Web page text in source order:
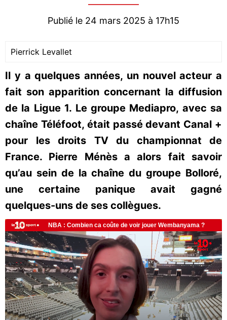
Publié le 24 mars 2025 à 17h15
Pierrick Levallet
Il y a quelques années, un nouvel acteur a
fait son apparition concernant la diffusion
de la Ligue 1. Le groupe Mediapro, avec sa
chaîne Téléfoot, était passé devant Canal +
pour les droits TV du championnat de
France. Pierre Ménès a alors fait savoir
qu’au sein de la chaîne du groupe Bolloré,
une certaine panique avait gagné
quelques-uns de ses collègues.